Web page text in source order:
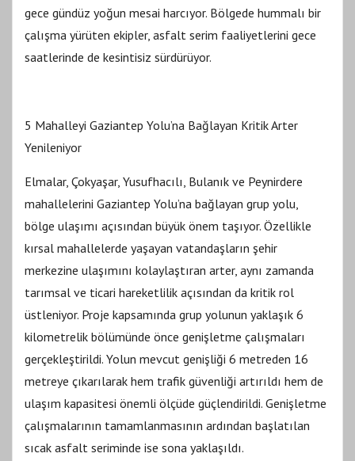
gece gündüz yoğun mesai harcıyor. Bölgede hummalı bir
çalışma yürüten ekipler, asfalt serim faaliyetlerini gece
saatlerinde de kesintisiz sürdürüyor.
5 Mahalleyi Gaziantep Yolu’na Bağlayan Kritik Arter
Yenileniyor
Elmalar, Çokyaşar, Yusufhacılı, Bulanık ve Peynirdere
mahallelerini Gaziantep Yolu’na bağlayan grup yolu,
bölge ulaşımı açısından büyük önem taşıyor. Özellikle
kırsal mahallelerde yaşayan vatandaşların şehir
merkezine ulaşımını kolaylaştıran arter, aynı zamanda
tarımsal ve ticari hareketlilik açısından da kritik rol
üstleniyor. Proje kapsamında grup yolunun yaklaşık 6
kilometrelik bölümünde önce genişletme çalışmaları
gerçekleştirildi. Yolun mevcut genişliği 6 metreden 16
metreye çıkarılarak hem trafik güvenliği artırıldı hem de
ulaşım kapasitesi önemli ölçüde güçlendirildi. Genişletme
çalışmalarının tamamlanmasının ardından başlatılan
sıcak asfalt seriminde ise sona yaklaşıldı.